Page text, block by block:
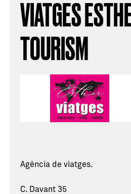
VIATGES
TOURISM
Agència de viatges.
C. Davant 35